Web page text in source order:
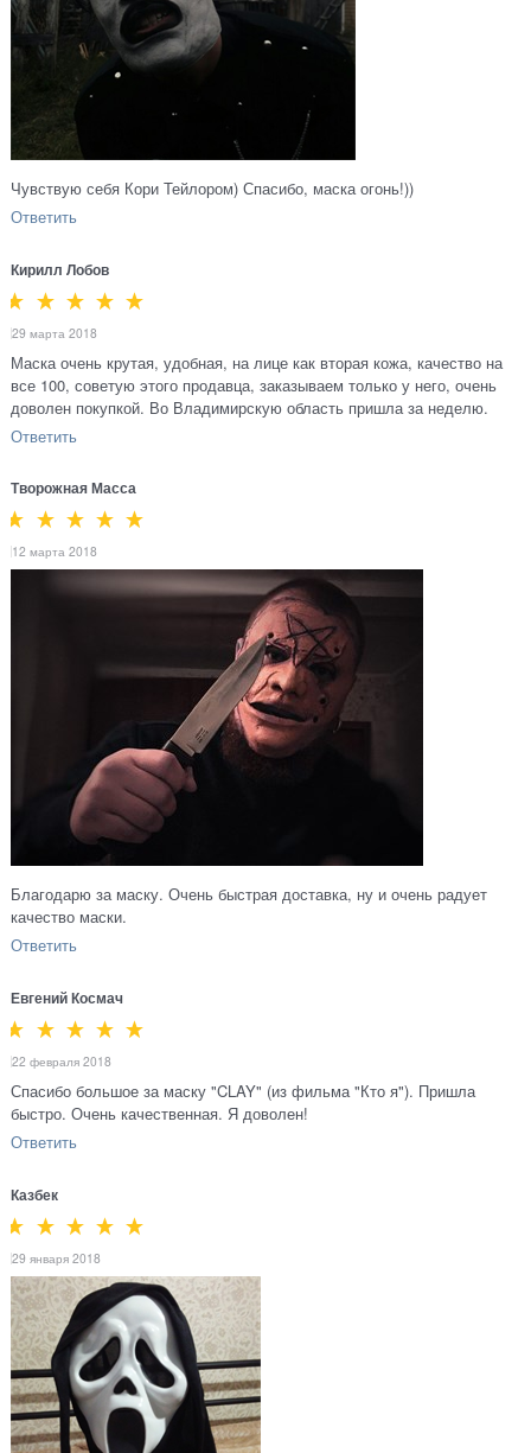
Чувствую себя Кори Тейлором) Спасибо, маска огонь!))
Ответить
Кирилл Лобов
29 марта 2018
Маска очень крутая, удобная, на лице как вторая кожа, качество на
все 100, советую этого продавца, заказываем только у него, очень
доволен покупкой. Во Владимирскую область пришла за неделю.
Ответить
Творожная Масса
12 марта 2018
Благодарю за маску. Очень быстрая доставка, ну и очень радует
качество маски.
Ответить
Евгений Космач
22 февраля 2018
Спасибо большое за маску "CLAY" (из фильма "Кто я"). Пришла
быстро. Очень качественная. Я доволен!
Ответить
Казбек
29 января 2018